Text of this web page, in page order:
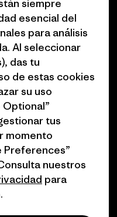
para profesionales
de afiliados
sitio Patagonia
reservados.
siempre
esencial del
para análisis
Al seleccionar
das tu
de estas cookies
su uso
Optional”
tus
momento
Preferences”
nuestros
para